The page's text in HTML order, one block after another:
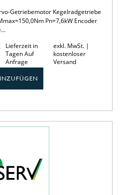
Getriebemotor Kegelradgetriebe
Pn=7,6kW Encoder
Lieferzeit in
Tagen Auf
Anfrage
exkl. MwSt. |
kostenloser
Versand